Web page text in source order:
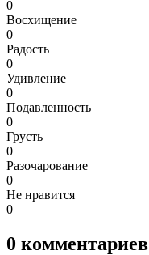
0
Восхищение
0
Радость
0
Удивление
0
Подавленность
0
Грусть
0
Разочарование
0
Не нравится
0
0 комментариев